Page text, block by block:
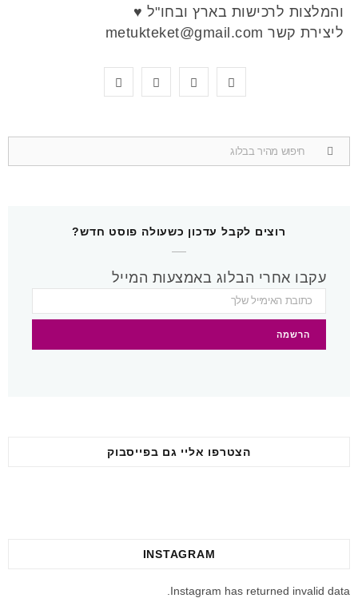
והמלצות לרכישות בארץ ובחו"ל ♥
ליצירת קשר metukteket@gmail.com
c
e
o
k
s
t
g
a
m
n
t
r
s
t
u
T
b
Search
for:
רוצים לקבל עדכון כשעולה פוסט חדש?
עקבו אחרי הבלוג באמצעות המייל
הצטרפו אליי גם בפייסבוק
INSTAGRAM
Instagram has returned invalid data.